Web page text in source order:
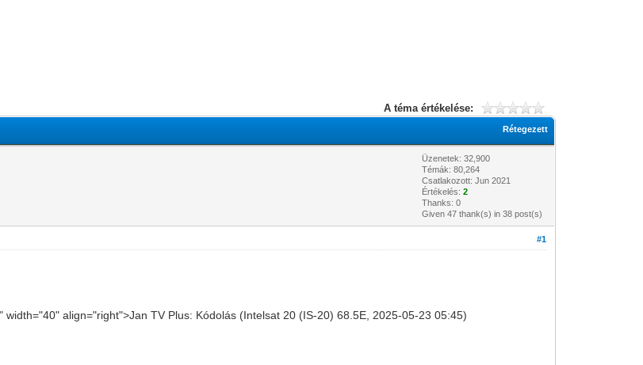
A téma értékelése:
Rétegezett
Üzenetek: 32,900
Témák: 80,264
Csatlakozott: Jun 2021
Értékelés:2
Thanks: 0
Given 47 thank(s) in 38 post(s)
#1
align="right">Jan TV Plus: Kódolás (Intelsat 20 (IS-20) 68.5E, 2025-05-23 05:45)